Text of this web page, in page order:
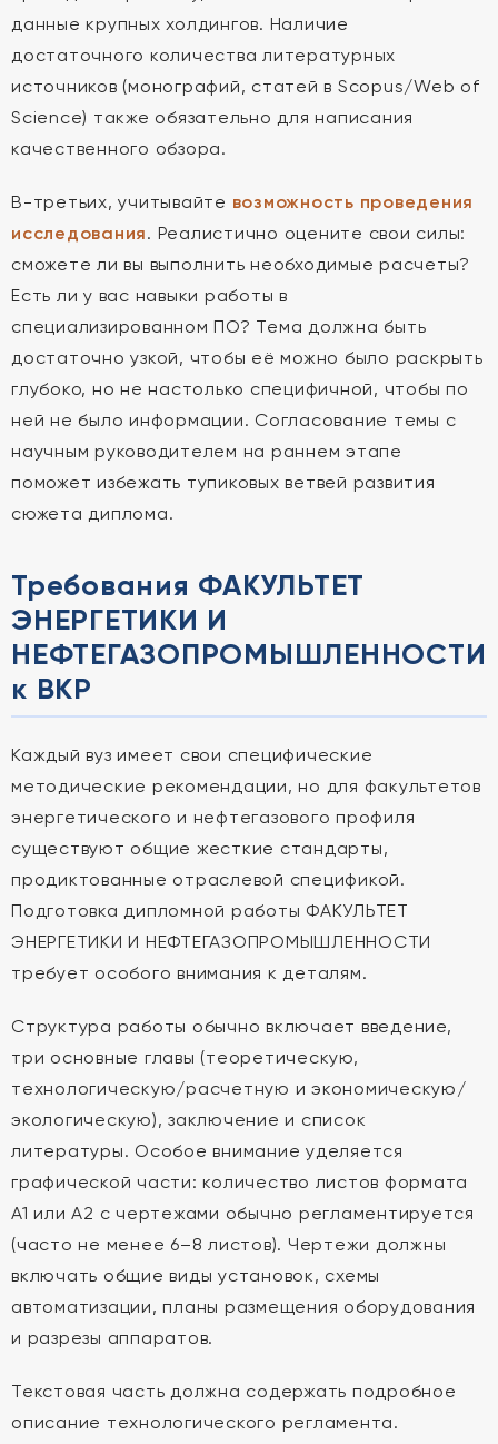
данные крупных холдингов. Наличие
достаточного количества литературных
источников (монографий, статей в Scopus/Web of
Science) также обязательно для написания
качественного обзора.
В-третьих, учитывайте возможность проведения
исследования. Реалистично оцените свои силы:
сможете ли вы выполнить необходимые расчеты?
Есть ли у вас навыки работы в
специализированном ПО? Тема должна быть
достаточно узкой, чтобы её можно было раскрыть
глубоко, но не настолько специфичной, чтобы по
ней не было информации. Согласование темы с
научным руководителем на раннем этапе
поможет избежать тупиковых ветвей развития
сюжета диплома.
Требования ФАКУЛЬТЕТ
ЭНЕРГЕТИКИ И
НЕФТЕГАЗОПРОМЫШЛЕННОСТИ
к ВКР
Каждый вуз имеет свои специфические
методические рекомендации, но для факультетов
энергетического и нефтегазового профиля
существуют общие жесткие стандарты,
продиктованные отраслевой спецификой.
Подготовка дипломной работы ФАКУЛЬТЕТ
ЭНЕРГЕТИКИ И НЕФТЕГАЗОПРОМЫШЛЕННОСТИ
требует особого внимания к деталям.
Структура работы обычно включает введение,
три основные главы (теоретическую,
технологическую/расчетную и экономическую/
экологическую), заключение и список
литературы. Особое внимание уделяется
графической части: количество листов формата
А1 или А2 с чертежами обычно регламентируется
(часто не менее 6–8 листов). Чертежи должны
включать общие виды установок, схемы
автоматизации, планы размещения оборудования
и разрезы аппаратов.
Текстовая часть должна содержать подробное
описание технологического регламента.